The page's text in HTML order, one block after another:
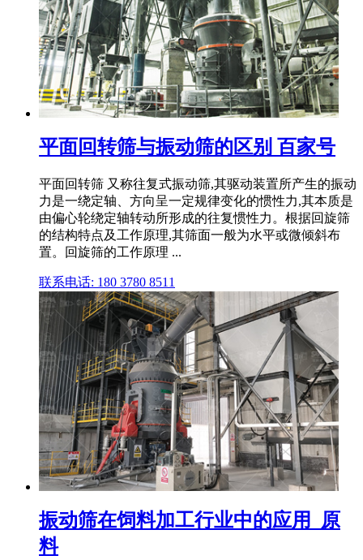
平面回转筛与振动筛的区别 百家号
平面回转筛 又称往复式振动筛,其驱动装置所产生的振动
力是一绕定轴、方向呈一定规律变化的惯性力,其本质是
由偏心轮绕定轴转动所形成的往复惯性力。根据回旋筛
的结构特点及工作原理,其筛面一般为水平或微倾斜布
置。回旋筛的工作原理 ...
联系电话: 180 3780 8511
振动筛在饲料加工行业中的应用_原
料